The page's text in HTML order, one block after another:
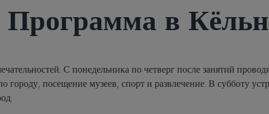
Программа в
С понедельника по четверг после занятий
городу, посещение музеев, спорт и развлечение. В субботу